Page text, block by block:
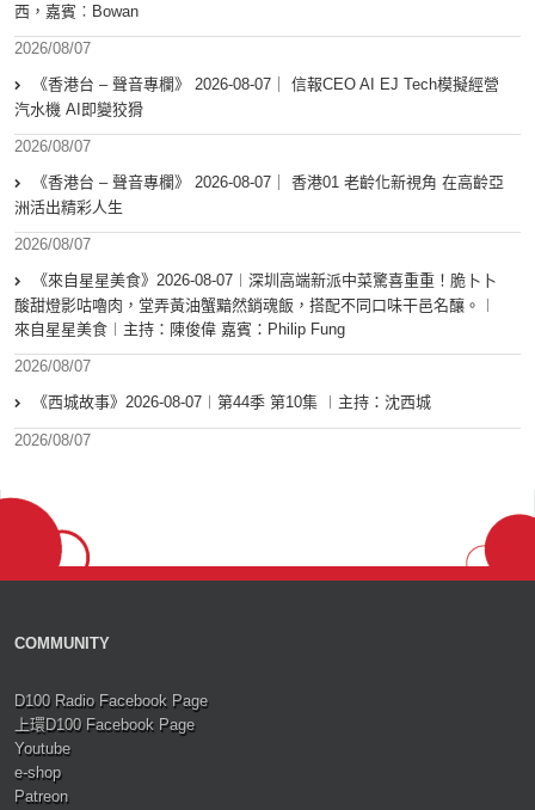
西，嘉賓︰Bowan
2026/08/07
《香港台 – 聲音專欄》 2026-08-07｜ 信報CEO AI EJ Tech模擬經營
汽水機 AI即變狡猾
2026/08/07
《香港台 – 聲音專欄》 2026-08-07｜ 香港01 老齡化新視角 在高齡亞
洲活出精彩人生
2026/08/07
《來自星星美食》2026-08-07︱深圳高端新派中菜驚喜重重！脆卜卜
酸甜燈影咕嚕肉，堂弄黃油蟹黯然銷魂飯，搭配不同口味干邑名釀。︱
來自星星美食︱主持：陳俊偉 嘉賓：Philip Fung
2026/08/07
《西城故事》2026-08-07︱第44季 第10集 ︱主持：沈西城
2026/08/07
COMMUNITY
D100 Radio Facebook Page
上環D100 Facebook Page
Youtube
e-shop
Patreon